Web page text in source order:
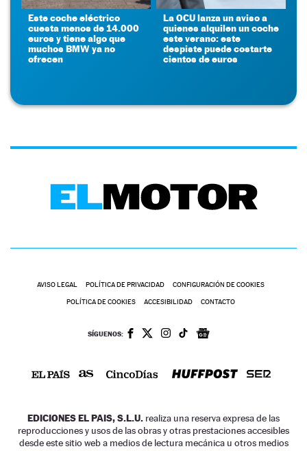
Este coche eléctrico
cuesta menos de 14.000
euros y tiene algo que
muchos BMW ya no
ofrecen
La OCU lanza un aviso a
quienes alquilen un coche
este verano: este
despiste puede costarte
cientos de euros
AVISO LEGAL POLÍTICA DE PRIVACIDAD CONFIGURACIÓN DE COOKIES
POLÍTICA DE COOKIES ACCESIBILIDAD CONTACTO
SÍGUENOS:
EDICIONES EL PAIS, S.L.U. realiza una reserva expresa de las
reproducciones y usos de las obras y otras prestaciones accesibles
desde este sitio web a medios de lectura mecánica u otros medios